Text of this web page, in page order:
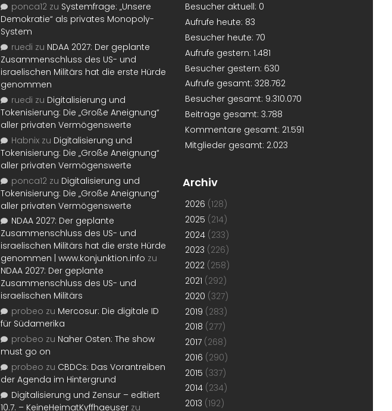
ponca12 zu Systemfrage: „Unsere
Demokratie“ als privates Monopoly-
System
ruedi zu NDAA 2027: Der geplante
Zusammenschluss des US- und
israelischen Militärs hat die erste Hürde
genommen
ruedi zu Digitalisierung und
Tokenisierung: Die „Große Aneignung“
aller privaten Vermögenswerte
Habnix zu Digitalisierung und
Tokenisierung: Die „Große Aneignung“
aller privaten Vermögenswerte
ponca12 zu Digitalisierung und
Tokenisierung: Die „Große Aneignung“
aller privaten Vermögenswerte
NDAA 2027: Der geplante
Zusammenschluss des US- und
israelischen Militärs hat die erste Hürde
genommen | www.konjunktion.info zu
NDAA 2027: Der geplante
Zusammenschluss des US- und
israelischen Militärs
probeo zu Mercosur: Die digitale ID
für Südamerika
probeo zu Naher Osten: The show
must go on
probeo zu CBDCs: Das Vorantreiben
der Agenda im Hintergrund
Digitalisierung und Zensur – editiert
10.7. – KeineHeimatKyffhaeuser zu
Besucher aktuell: 0
Aufrufe heute: 83
Besucher heute: 70
Aufrufe gestern: 1.481
Besucher gestern: 630
Aufrufe gesamt: 328.762
Besucher gesamt: 9.310.070
Beiträge gesamt: 3.788
Kommentare gesamt: 21.591
Mitglieder gesamt: 2.023
Archiv
2026 (128)
2025 (214)
2024 (233)
2023 (226)
2022 (258)
2021 (292)
2020 (327)
2019 (283)
2018 (277)
2017 (268)
2016 (290)
2015 (337)
2014 (234)
2013 (192)